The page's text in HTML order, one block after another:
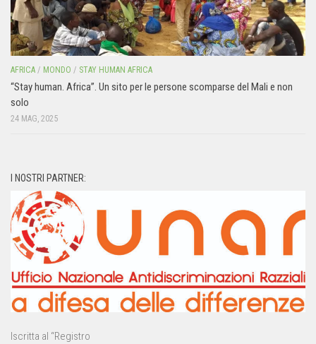
AFRICA / MONDO / STAY HUMAN AFRICA
“Stay human. Africa”. Un sito per le persone scomparse del Mali e non
solo
24 MAG, 2025
I NOSTRI PARTNER:
Iscritta al “Registro